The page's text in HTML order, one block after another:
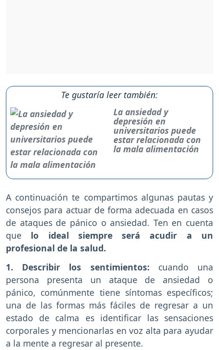
Te gustaría leer también:
La ansiedad y
depresión en
universitarios puede
estar relacionada con
la mala alimentación
A continuación te compartimos algunas pautas y
consejos para actuar de forma adecuada en casos
de ataques de pánico o ansiedad. Ten en cuenta
que lo ideal siempre será acudir a un
profesional de la salud.
1. Describir los sentimientos: cuando una
persona presenta un ataque de ansiedad o
pánico, comúnmente tiene síntomas específicos;
una de las formas más fáciles de regresar a un
estado de calma es identificar las sensaciones
corporales y mencionarlas en voz alta para ayudar
a la mente a regresar al presente.